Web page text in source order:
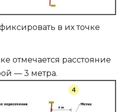
в их точке
отмечается расстояние
— 3 метра.